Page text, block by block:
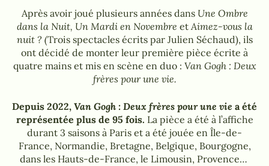
Après avoir joué plusieurs années dans Une Ombre
dans la Nuit, Un Mardi en Novembre etAimez-vous la
nuit ? (Trois spectacles écrits par Julien Séchaud), ils
ont décidé de monter leur première pièce écrite à
quatre mains et mis en scène en duo : Van Gogh : Deux
frères pour une vie.
Depuis 2022, Van Gogh : Deux frères pour une vie a été
représentée plus de 95 fois. La pièce a été à l’affiche
durant 3 saisons à Paris et a été jouée en Île-de-
France, Normandie, Bretagne, Belgique, Bourgogne,
dans les Hauts-de-France, le Limousin, Provence…